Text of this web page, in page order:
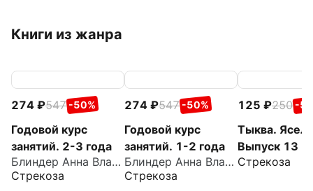
Книги из жанра
274 547 -50%
Годовой курс
занятий. 2-3 года
Блиндер Анна Владимировна
Стрекоза
274 547 -50%
Годовой курс
занятий. 1-2 года
Блиндер Анна Владимировна
Стрекоза
125 250 -
Тыква.
Выпуск 13
Стрекоза